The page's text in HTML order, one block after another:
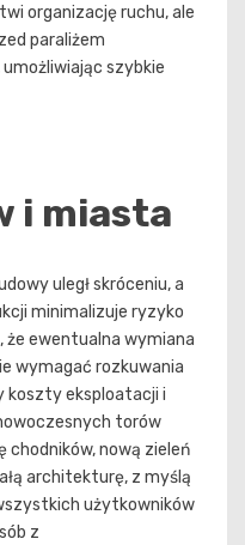
organizację ruchu, ale
paraliżem
szybkie
i miasta
uległ skróceniu, a
minimalizuje ryzyko
ewentualna wymiana
wymagać rozkuwania
koszty eksploatacji i
torów
chodników, nową zieleń
architekturę, z myślą
użytkowników
z